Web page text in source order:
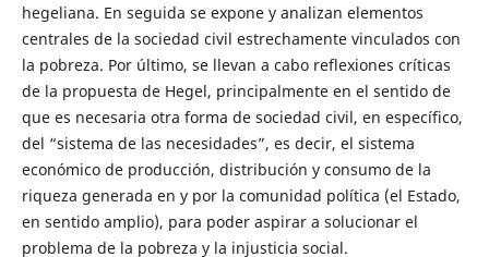
hegeliana. En seguida se expone y analizan elementos
centrales de la sociedad civil estrechamente vinculados con
la pobreza. Por último, se llevan a cabo reflexiones críticas
de la propuesta de Hegel, principalmente en el sentido de
que es necesaria otra forma de sociedad civil, en específico,
del “sistema de las necesidades”, es decir, el sistema
económico de producción, distribución y consumo de la
riqueza generada en y por la comunidad política (el Estado,
en sentido amplio), para poder aspirar a solucionar el
problema de la pobreza y la injusticia social.